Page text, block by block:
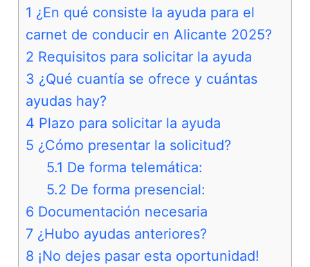
1 ¿En qué consiste la ayuda para el
carnet de conducir en Alicante 2025?
2 Requisitos para solicitar la ayuda
3 ¿Qué cuantía se ofrece y cuántas
ayudas hay?
4 Plazo para solicitar la ayuda
5 ¿Cómo presentar la solicitud?
5.1 De forma telemática:
5.2 De forma presencial:
6 Documentación necesaria
7 ¿Hubo ayudas anteriores?
8 ¡No dejes pasar esta oportunidad!